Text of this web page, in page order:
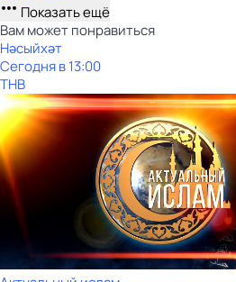
Показать ещё
Вам может понравиться
Нәсыйхәт
Сегодня в 13:00
ТНВ